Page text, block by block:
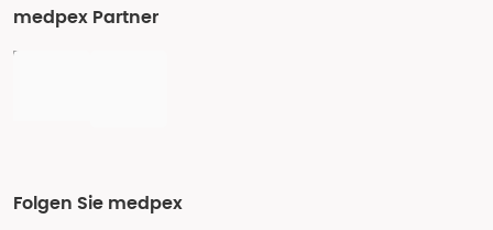
medpex Partner
Folgen Sie medpex